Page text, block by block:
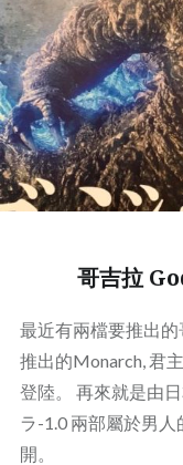
哥吉拉
最近有兩檔要推出
推出的Monarch, 君
登陸。 再來就是由
ラ-1.0 兩部屬於男
開。